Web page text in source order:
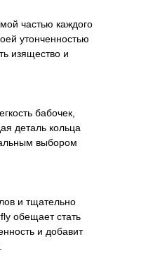
частью каждого
утонченностью
изящество и
бабочек,
деталь кольца
выбором
и тщательно
обещает стать
и добавит